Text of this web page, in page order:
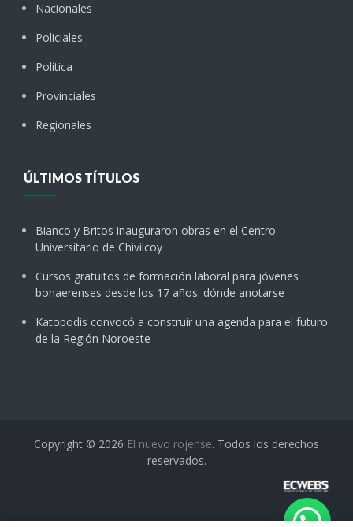
Nacionales
Policiales
Política
Provinciales
Regionales
ÚLTIMOS TÍTULOS
Bianco y Britos inauguraron obras en el Centro
Universitario de Chivilcoy
Cursos gratuitos de formación laboral para jóvenes
bonaerenses desde los 17 años: dónde anotarse
Katopodis convocó a construir una agenda para el futuro
de la Región Noroeste
Copyright © 2026 El nuevo rojense. Todos los derechos
reservados.